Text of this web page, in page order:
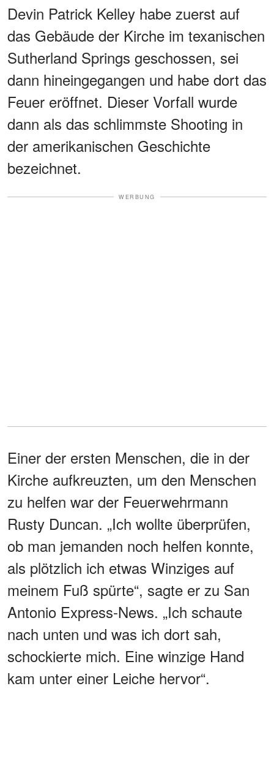
Devin Patrick Kelley habe zuerst auf
das Gebäude der Kirche im texanischen
Sutherland Springs geschossen, sei
dann hineingegangen und habe dort das
Feuer eröffnet. Dieser Vorfall wurde
dann als das schlimmste Shooting in
der amerikanischen Geschichte
bezeichnet.
WERBUNG
Einer der ersten Menschen, die in der
Kirche aufkreuzten, um den Menschen
zu helfen war der Feuerwehrmann
Rusty Duncan. „Ich wollte überprüfen,
ob man jemanden noch helfen konnte,
als plötzlich ich etwas Winziges auf
meinem Fuß spürte“, sagte er zu San
Antonio Express-News. „Ich schaute
nach unten und was ich dort sah,
schockierte mich. Eine winzige Hand
kam unter einer Leiche hervor“.